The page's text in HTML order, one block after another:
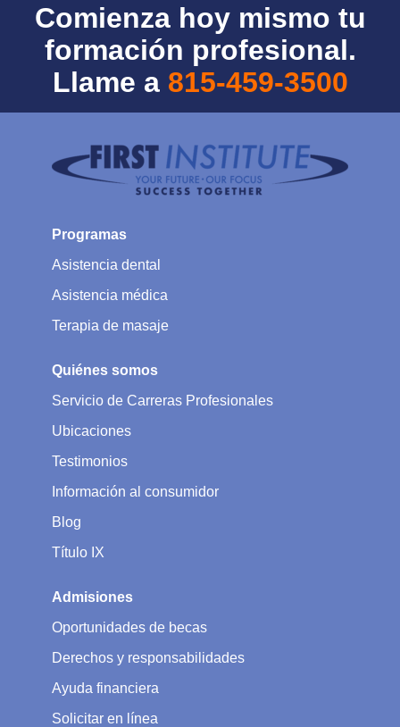
Comienza hoy mismo tu
formación profesional.
Llame a 815-459-3500
Programas
Asistencia dental
Asistencia médica
Terapia de masaje
Quiénes somos
Servicio de Carreras Profesionales
Ubicaciones
Testimonios
Información al consumidor
Blog
Título IX
Admisiones
Oportunidades de becas
Derechos y responsabilidades
Ayuda financiera
Solicitar en línea